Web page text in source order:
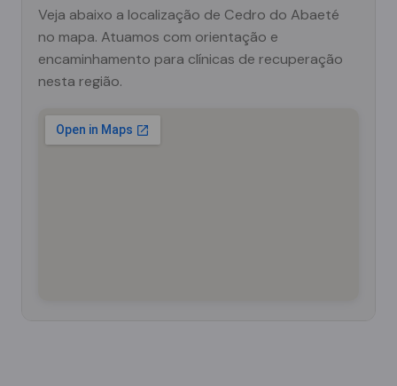
Veja abaixo a localização de Cedro do Abaeté
no mapa. Atuamos com orientação e
encaminhamento para clínicas de recuperação
nesta região.